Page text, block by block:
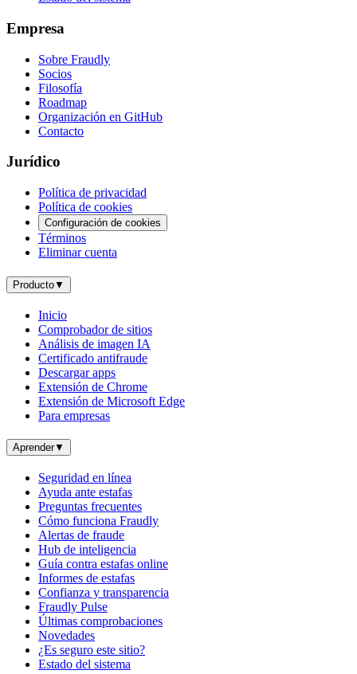
Empresa
Sobre Fraudly
Socios
Filosofía
Roadmap
Organización en GitHub
Contacto
Jurídico
Política de privacidad
Política de cookies
Configuración de cookies
Términos
Eliminar cuenta
Producto▼
Inicio
Comprobador de sitios
Análisis de imagen IA
Certificado antifraude
Descargar apps
Extensión de Chrome
Extensión de Microsoft Edge
Para empresas
Aprender▼
Seguridad en línea
Ayuda ante estafas
Preguntas frecuentes
Cómo funciona Fraudly
Alertas de fraude
Hub de inteligencia
Guía contra estafas online
Informes de estafas
Confianza y transparencia
Fraudly Pulse
Últimas comprobaciones
Novedades
¿Es seguro este sitio?
Estado del sistema